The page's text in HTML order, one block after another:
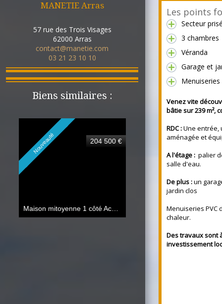
MANETIE Arras
57 rue des Trois Visages
62000 Arras
contact@manetie.com
03 21 23 10 10
Biens similaires :
Nouveauté 204 500 €
Maison mitoyenne 1 côté Achicourt
Les points
Secteur
3 chambres
Véranda
Garage et
Venez vite
bâtie sur 239 m²,
RDC :Une entrée,
aménagée et
A l'étage : palier
salle d'eau.
De plus :un
jardin clos
Menuiseries PVC
chaleur.
Des travaux sont
investissement